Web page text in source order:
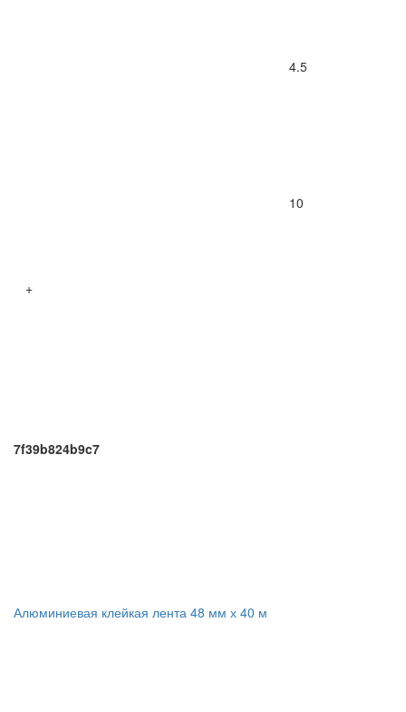
4.5
10
+
7f39b824b9c7
Алюминиевая клейкая лента 48 мм х 40 м